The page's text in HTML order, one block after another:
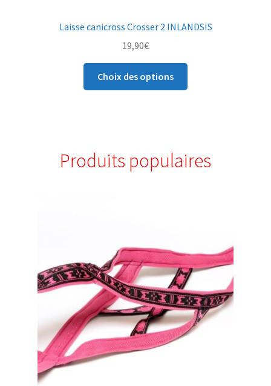
Laisse canicross Crosser 2 INLANDSIS
19,90€
Choix des options
Produits populaires